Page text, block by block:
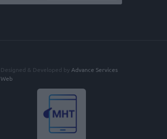
Designed & Developed by Advance Services
Web